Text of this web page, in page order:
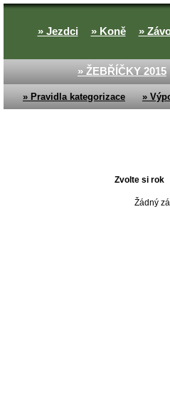
» Jezdci » Koně »
» ŽEBŘÍČKY 2015
» Pravidla kategorizace »
Zvolte si
Žádný